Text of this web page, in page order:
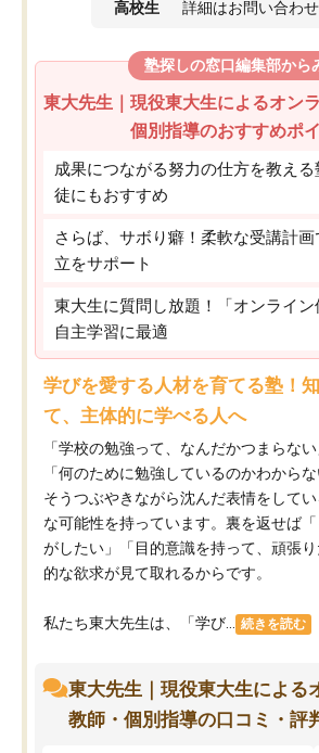
高校生 詳細はお問い合わ
塾探しの窓口編集部から
東大先生｜現役東大生によるオン
個別指導のおすすめポ
成果につながる努力の仕方を教え
徒にもおすすめ
さらば、サボり癖！柔軟な受講計
立をサポート
東大生に質問し放題！「オンライ
自主学習に最適
学びを愛する人材を育てる塾！
て、主体的に学べる人へ
「学校の勉強って、なんだかつまらない
「何のために勉強しているのかわからな
そうつぶやきながら沈んだ表情をして
な可能性を持っています。裏を返せば
がしたい」「目的意識を持って、頑張
的な欲求が見て取れるからです。
私たち東大先生は、「学び... 続きを読む
東大先生｜現役東大生による
教師・個別指導の口コミ・評